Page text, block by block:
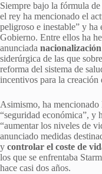
Siempre bajo la fórmula
el rey ha mencionado el
peligroso e inestable” y ha
Gobierno. Entre ellos ha
anunciada
siderúrgica de las que
reforma del sistema de
incentivos para la creación
Asimismo, ha mencionado
“seguridad económica”, y
“aumentar los niveles de
anunciado medidas
y controlar el coste de
los que se enfrentaba
hace casi dos años.